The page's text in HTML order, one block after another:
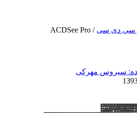
سی دی سی /
ACDSee Pro
سیروس مهرکی